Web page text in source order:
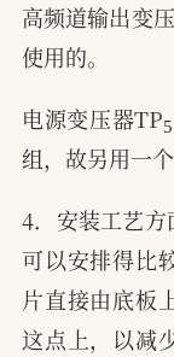
高频道输出变
使用的。
电源变压器TP
组，故另用一
4．安装工艺
可以安排得比
片直接由底板
这点上，以减